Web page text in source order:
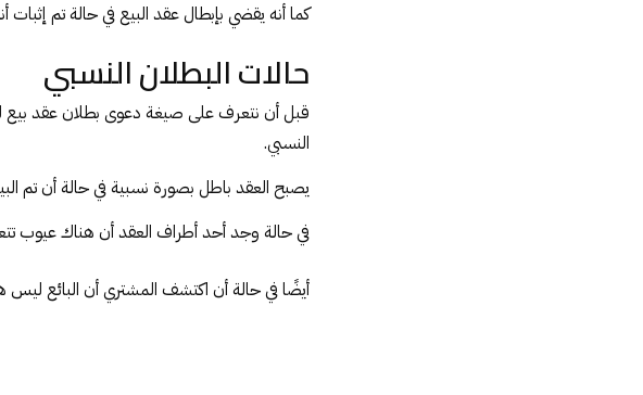
كما أنه يقضي بإبطال عقد البيع في حالة تم إثبات
حالات البطلان النسبي
قبل أن نتعرف على صيغة دعوى بطلان عقد
النسبي.
يصبح العقد باطل بصورة نسبية في حالة أن تم
في حالة وجد أحد أطراف العقد أن هناك عيوب
أيضًا في حالة أن اكتشف المشتري أن البائع